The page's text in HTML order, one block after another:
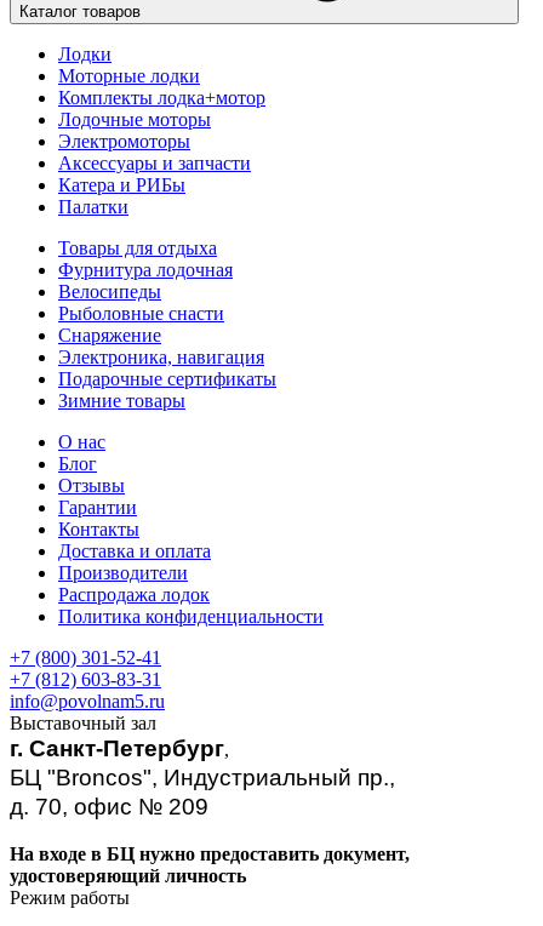
Каталог товаров
Лодки
Моторные лодки
Комплекты лодка+мотор
Лодочные моторы
Электромоторы
Аксессуары и запчасти
Катера и РИБы
Палатки
Товары для отдыха
Фурнитура лодочная
Велосипеды
Рыболовные снасти
Снаряжение
Электроника, навигация
Подарочные сертификаты
Зимние товары
О нас
Блог
Отзывы
Гарантии
Контакты
Доставка и оплата
Производители
Распродажа лодок
Политика конфиденциальности
+7 (800) 301-52-41
+7 (812) 603-83-31
info@povolnam5.ru
Выставочный зал
г. Санкт-Петербург,
БЦ "Broncos", Индустриальный пр.,
д. 70, офис № 209
На входе в БЦ нужно предоставить документ,
удостоверяющий личность
Режим работы